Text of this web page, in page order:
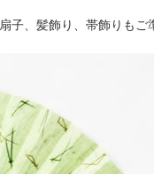
扇子、髪飾り、帯飾りもご